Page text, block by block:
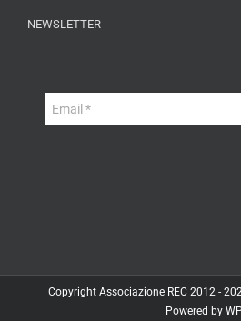
NEWSLETTER
Copyright Associazione REC2012 -
Powered by WP